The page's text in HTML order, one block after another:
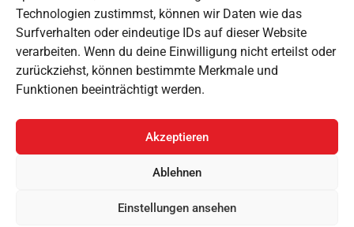
Technologien zustimmst, können wir Daten wie das
Surfverhalten oder eindeutige IDs auf dieser Website
verarbeiten. Wenn du deine Einwilligung nicht erteilst oder
zurückziehst, können bestimmte Merkmale und
Funktionen beeinträchtigt werden.
Akzeptieren
Ablehnen
Einstellungen ansehen
Datenschutzerklärung
Barrierefreiheitserklärung
Cookie-Richtlinie